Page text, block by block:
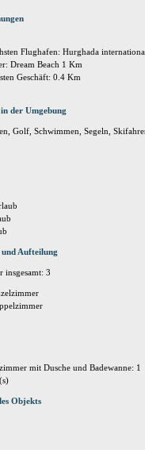
Flughafen: Hurghada
Dream Beach 1 Km
Geschäft: 0.4 Km
der Umgebung
Golf, Schwimmen, Segeln,
und Aufteilung
insgesamt: 3
mit Dusche und Badewanne: 1
Objekts